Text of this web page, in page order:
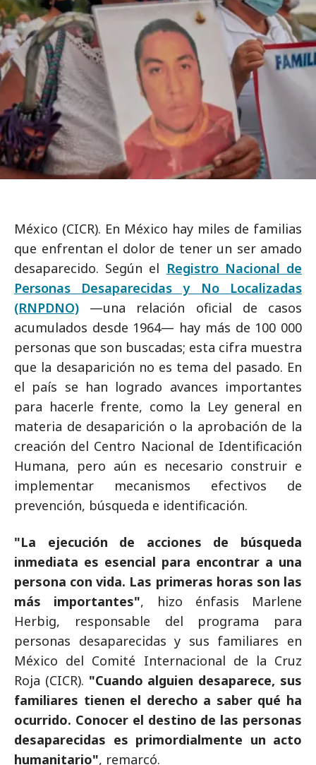
México (CICR). En México hay miles de familias
que enfrentan el dolor de tener un ser amado
desaparecido. Según el Registro Nacional de
Personas Desaparecidas y No Localizadas
(RNPDNO) —una relación oficial de casos
acumulados desde 1964— hay más de 100 000
personas que son buscadas; esta cifra muestra
que la desaparición no es tema del pasado. En
el país se han logrado avances importantes
para hacerle frente, como la Ley general en
materia de desaparición o la aprobación de la
creación del Centro Nacional de Identificación
Humana, pero aún es necesario construir e
implementar mecanismos efectivos de
prevención, búsqueda e identificación.
"La ejecución de acciones de búsqueda
inmediata es esencial para encontrar a una
persona con vida. Las primeras horas son las
más importantes", hizo énfasis Marlene
Herbig, responsable del programa para
personas desaparecidas y sus familiares en
México del Comité Internacional de la Cruz
Roja (CICR). "Cuando alguien desaparece, sus
familiares tienen el derecho a saber qué ha
ocurrido. Conocer el destino de las personas
desaparecidas es primordialmente un acto
humanitario", remarcó.